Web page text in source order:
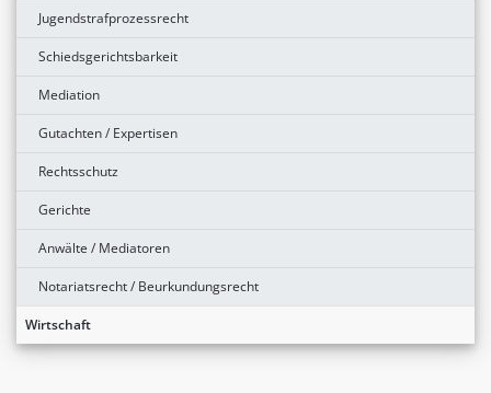
Jugendstrafprozessrecht
Schiedsgerichtsbarkeit
Mediation
Gutachten / Expertisen
Rechtsschutz
Gerichte
Anwälte / Mediatoren
Notariatsrecht / Beurkundungsrecht
Wirtschaft